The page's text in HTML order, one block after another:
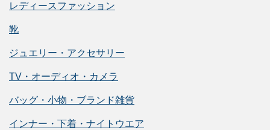
レディースファッション
靴
ジュエリー・アクセサリー
TV・オーディオ・カメラ
バッグ・小物・ブランド雑貨
インナー・下着・ナイトウエア